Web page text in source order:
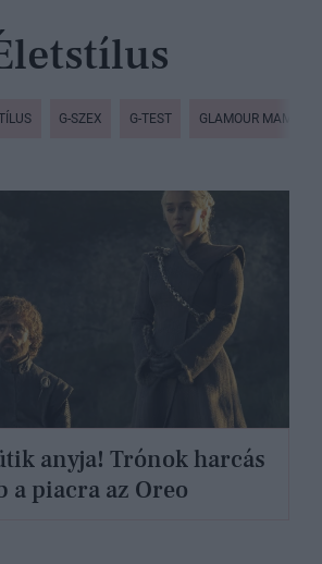
G-SZEX G-TEST GLAMOUR MAMI
anyja! Trónok harcás
a piacra az Oreo